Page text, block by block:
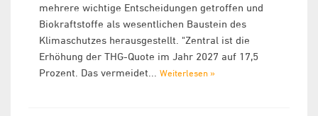
mehrere wichtige Entscheidungen getroffen und
Biokraftstoffe als wesentlichen Baustein des
Klimaschutzes herausgestellt. "Zentral ist die
Erhöhung der THG-Quote im Jahr 2027 auf 17,5
Prozent. Das vermeidet... Weiterlesen »